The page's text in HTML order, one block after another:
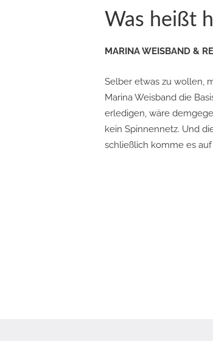
Was heißt
MARINA WEISBAND &
Selber etwas zu wollen,
Marina Weisband die
erledigen, wäre
kein Spinnennetz. Und
schließlich komme es auf